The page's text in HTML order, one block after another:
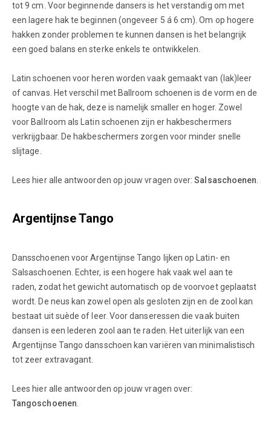
tot 9 cm. Voor beginnende dansers is het verstandig om met
een lagere hak te beginnen (ongeveer 5 á 6 cm). Om op hogere
hakken zonder problemen te kunnen dansen is het belangrijk
een goed balans en sterke enkels te ontwikkelen.
Latin schoenen voor heren worden vaak gemaakt van (lak)leer
of canvas. Het verschil met Ballroom schoenen is de vorm en de
hoogte van de hak, deze is namelijk smaller en hoger. Zowel
voor Ballroom als Latin schoenen zijn er hakbeschermers
verkrijgbaar. De hakbeschermers zorgen voor minder snelle
slijtage.
Lees hier alle antwoorden op jouw vragen over:Salsaschoenen
Argentijnse Tango
Dansschoenen voor Argentijnse Tango lijken op Latin- en
Salsaschoenen. Echter, is een hogere hak vaak wel aan te
raden, zodat het gewicht automatisch op de voorvoet geplaatst
wordt. De neus kan zowel open als gesloten zijn en de zool kan
bestaat uit suède of leer. Voor danseressen die vaak buiten
dansen is een lederen zool aan te raden. Het uiterlijk van een
Argentijnse Tango dansschoen kan variëren van minimalistisch
tot zeer extravagant.
Lees hier alle antwoorden op jouw vragen over:
Tangoschoenen